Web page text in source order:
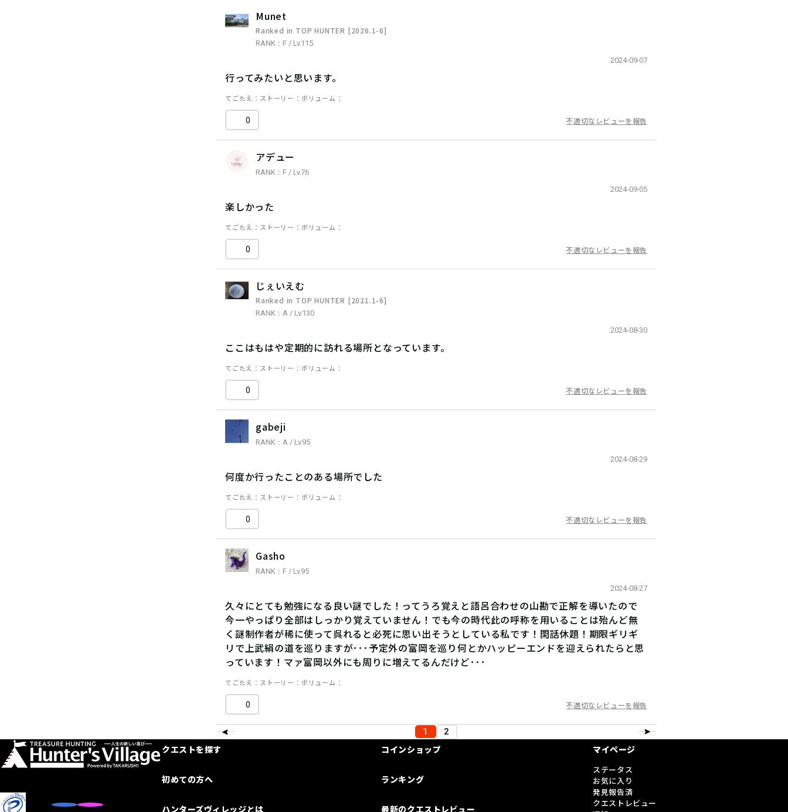
Munet
Ranked in TOP HUNTER [2026.1-6]
RANK：F / Lv.115
2024-09-07
行ってみたいと思います。
てごたえ ストーリー ボリューム
0 不適切なレビューを報告
アデュー
RANK：F / Lv.76
2024-09-05
楽しかった
てごたえ ストーリー ボリューム
0 不適切なレビューを報告
じぇいえむ
Ranked in TOP HUNTER [2021.1-6]
RANK：A / Lv.130
2024-08-30
ここはもはや定期的に訪れる場所となっています。
てごたえ ストーリー ボリューム
0 不適切なレビューを報告
gabeji
RANK：A / Lv.95
2024-08-29
何度か行ったことのある場所でした
てごたえ ストーリー ボリューム
0 不適切なレビューを報告
Gasho
RANK：F / Lv.95
2024-08-27
久々にとても勉強になる良い謎でした！ってうろ覚えと語呂合わせの山勘で正解を導いたので
今一やっぱり全部はしっかり覚えていません！でも今の時代此の呼称を用いることは殆んど無
く謎制作者が稀に使って呉れると必死に思い出そうとしている私です！閑話休題！期限ギリギ
リで上武絹の道を巡りますが･･･予定外の富岡を巡り何とかハッピーエンドを迎えられたらと思
っています！マァ富岡以外にも周りに増えてるんだけど･･･
てごたえ ストーリー ボリューム
0 不適切なレビューを報告
1 2
クエストを探す
初めての方へ
ハンターズヴィレッジとは
コインショップ
ランキング
最新のクエストレビュー
マイページ
ステータス
お気に入り
発見報告済
クエストレビュー